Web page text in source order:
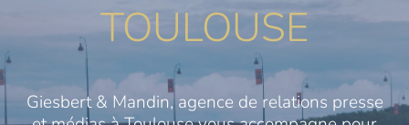
TOULOUSE
Giesbert & Mandin, agence de relations presse